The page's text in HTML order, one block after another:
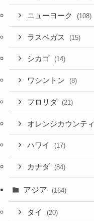
ニューヨーク (108)
ラスベガス (15)
シカゴ (14)
ワシントン (8)
フロリダ (21)
オレンジカウンティ
ハワイ (17)
カナダ (84)
アジア (164)
タイ (20)